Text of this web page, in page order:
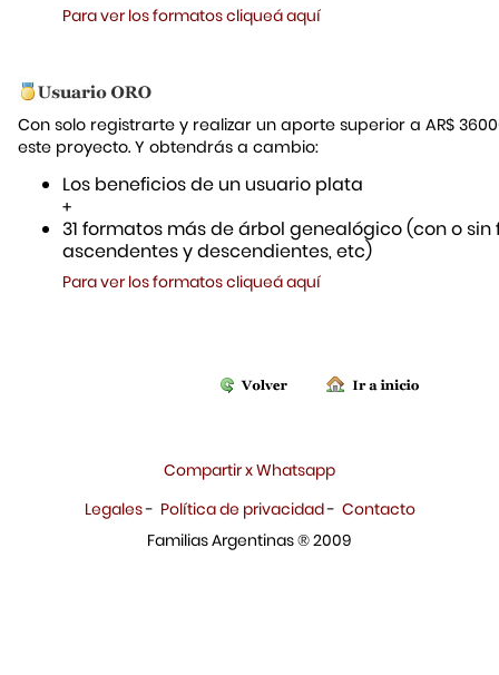
Para ver los formatos cliqueá aquí
Con solo registrarte y realizar un aporte superior a AR$
este proyecto. Y obtendrás a cambio:
Los beneficios de un usuario plata
+
31 formatos más de árbol genealógico (con o sin
ascendentes y descendientes, etc)
Para ver los formatos cliqueá aquí
Compartir x Whatsapp
Legales- Política de privacidad- Contacto
Familias Argentinas ® 2009